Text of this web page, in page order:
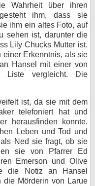
Wahrheit über ihren
ihm, dass sie
ihm ein altes Foto, auf
sehen ist, darunter die
Lily Chucks Mutter ist.
einer Erkenntnis, als sie
Hansel mit einer von
Liste vergleicht. Die
ist, da sie mit dem
telefoniert hat und
herausfinden konnte.
Leben und Tod und
Ned sie fragt, ob sie
sie von Pfarrer Ed
Emerson und Olive
die Notiz an Hansel
die Mörderin von Larue